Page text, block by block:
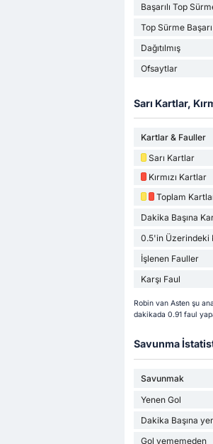
Başarılı Top
Top Sürme Başarı
Dağıtılmış
Ofsaytlar
Sarı Kartlar,
Kartlar & Fauller
Sarı Kartlar
Kırmızı Kartlar
Toplam
Dakika Başına
0.5'in Üzerindeki
İşlenen Fauller
Karşı Faul
Robin van Asten şu
dakikada 0.91 faul
Savunma
Savunmak
Yenen Gol
Dakika Başına
Gol yememeden